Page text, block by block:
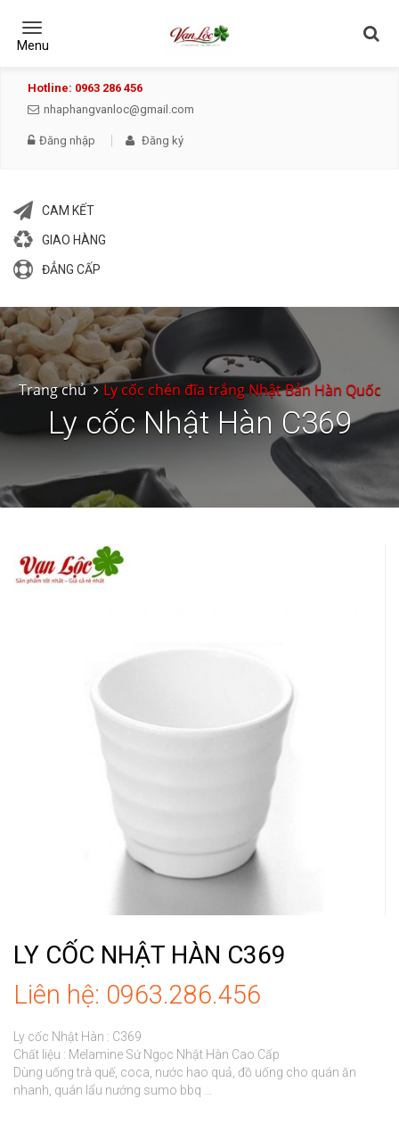
Hotline: 0963 286 456
nhaphangvanloc@gmail.com
Đăng nhập Đăng ký
CAM KẾT
GIAO HÀNG
ĐẲNG CẤP
Toggle
Menu
Trang chủ Ly cốc chén đĩa trắng Nhật Bản Hàn Quốc
Ly cốc Nhật Hàn C369
LY CỐC NHẬT HÀN C369
Liên hệ: 0963.286.456
Ly cốc Nhật Hàn : C369
Chất liệu : Melamine Sứ Ngọc Nhật Hàn Cao Cấp
Dùng uống trà quế, coca, nước hao quả, đồ uống cho quán ăn
nhanh, quán lẩu nướng sumo bbq ...